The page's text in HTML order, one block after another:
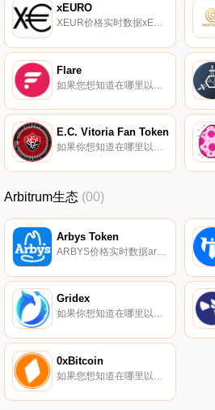
xEURO
XEUR价格实时数据xEURO（xEUR）是以太坊区块链上代表欧元的代币。xEuro.online由Etna Development Oü维护和提供服务.
Flare
E.C. Vitoria Fan Token
如果你想知道在哪里以当前价格购买E.C. Vitoria Fan Token,目前交易{E.C. Vitoria Fan Token]股票的顶级加密货币交易所是比特币TR。您可以在我们的加密货币交易所页面上找到其他列表.
Arbitrum生态 (00)
Arbys Token
ARBYS价格实时数据arbee.info（ARBYS）是一种加密货币,在以太坊平台上运营。arbee.info的电流供应为0。arbee.info的最后一个已知价格为5.66046245美元,在过去24小时内下跌了-25.75美元.
Gridex
如果你想知道在哪里以当前价格购买Gridex,目前交易{Gridex]股票的顶级加密货币交易所是Bitget、Uniswap（V3）（ArGDXtrum）、Poloniex和HotGDXt。您可以在我们的加密货币交易所页面上找到其他列表.
0xBitcoin
如果您想知道在哪里以当前价格购买0xBitcoin,目前交易｛0xBTCnname｝股票的顶级加密货币交易所是Uniswap（V3）、Uniswap）（V3）（Polygon）、YoBit、Mercatox和QuickSwap。您可以在我们的加密货币交易所页面上找到其他列表.